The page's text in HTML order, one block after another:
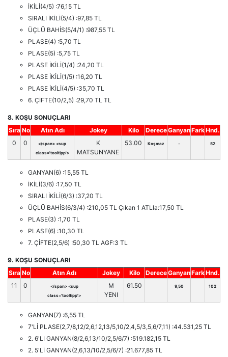
İKİLİ(4/5) :76,15 TL
SIRALI İKİLİ(5/4) :97,85 TL
ÜÇLÜ BAHİS(5/4/1) :987,55 TL
PLASE(4) :5,70 TL
PLASE(5) :5,75 TL
PLASE İKİLİ(1/4) :24,20 TL
PLASE İKİLİ(1/5) :16,20 TL
PLASE İKİLİ(4/5) :35,70 TL
6. ÇİFTE(10/2,5) :29,70 TL TL
8. KOŞU SONUÇLARI
Sıra No Atın Adı Jokey Kilo DereceGanyanFarkHnd.
0
0
</span> <sup
class='tooltipp'>
K
MATSUNYANE
53.00 Koşmaz - 52
GANYAN(6) :15,55 TL
İKİLİ(3/6) :17,50 TL
SIRALI İKİLİ(6/3) :37,20 TL
ÜÇLÜ BAHİS(6/3/4) :210,05 TL Çıkan 1 ATLla:17,50 TL
PLASE(3) :1,70 TL
PLASE(6) :10,30 TL
7. ÇİFTE(2,5/6) :50,30 TL AGF:3 TL
9. KOŞU SONUÇLARI
Sıra No Atın Adı Jokey Kilo DereceGanyanFarkHnd.
11
0
</span> <sup
class='tooltipp'>
M
YENI
61.50 9,50 102
GANYAN(7) :6,55 TL
7'Lİ PLASE(2,7/8,12/2,6,12,13/5,10/2,4,5/3,5,6/7,11) :44.531,25 TL
2. 6'LI GANYAN(8/2,6,13/10/2,5/6/7) :519.182,15 TL
2. 5'Lİ GANYAN(2,6,13/10/2,5/6/7) :21.677,85 TL